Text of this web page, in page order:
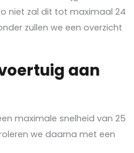
niet zal dit tot maximaal 24
zullen we een overzicht
aan
maximale snelheid van 25
we daarna met een